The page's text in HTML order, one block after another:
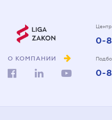
О КОМПАНИИ
0-
0-